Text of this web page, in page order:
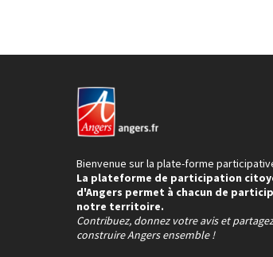
Bienvenue sur la plate-forme
La plateforme de participation
d'Angers permet à chacun de
notre territoire.
Contribuez, donnez votre avis et
construire Angers ensemble !